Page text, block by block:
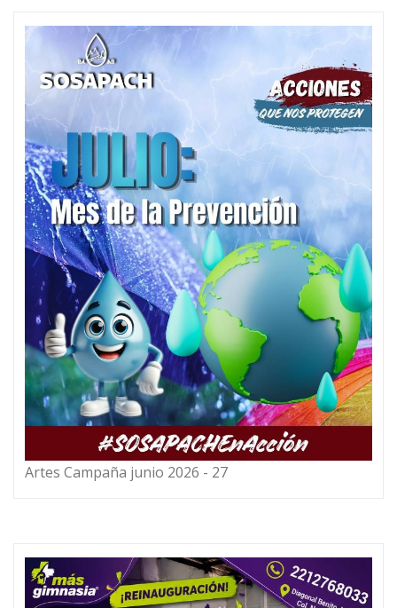
Artes Campaña junio 2026 - 27